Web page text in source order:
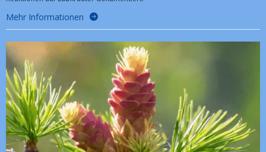
Mehr Informationen